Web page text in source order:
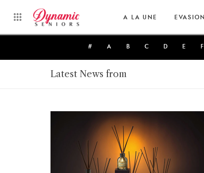
A LA UNE EVASION
# A B C D E F
Latest News from